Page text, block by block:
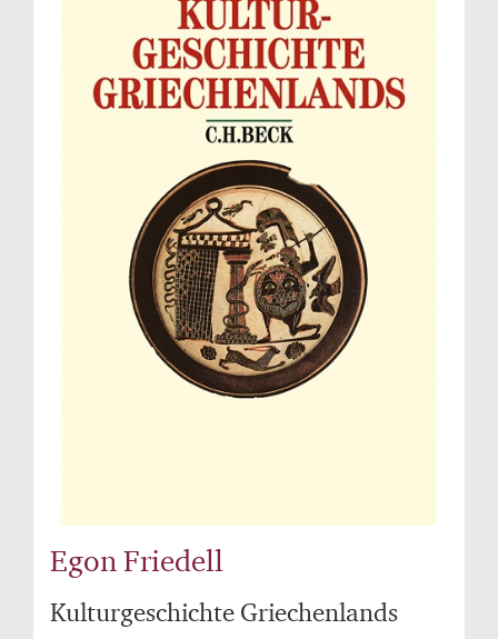
Egon Friedell
Kulturgeschichte Griechenlands